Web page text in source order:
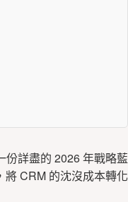
詳盡的 2026 年戰略藍
CRM 的沈沒成本轉化